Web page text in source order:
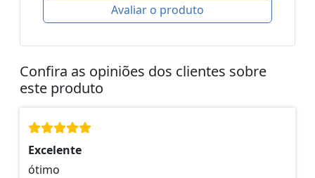
Avaliar o produto
Confira as opiniões dos clientes sobre
este produto
Excelente
ótimo